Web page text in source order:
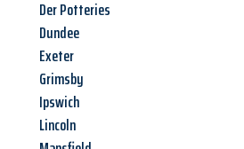
Der Potteries
Dundee
Exeter
Grimsby
Ipswich
Lincoln